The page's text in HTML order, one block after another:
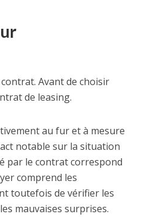
Avant de choisir
de leasing.
au fur et à mesure
notable sur la situation
par le contrat correspond
comprend les
toutefois de vérifier les
mauvaises surprises.